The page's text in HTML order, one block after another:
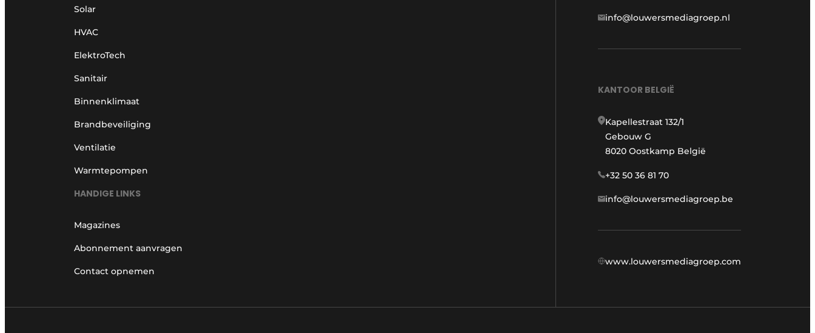
Solar
HVAC
ElektroTech
Sanitair
Binnenklimaat
Brandbeveiliging
Ventilatie
Warmtepompen
HANDIGE LINKS
Magazines
Abonnement aanvragen
Contact opnemen
info@louwersmediagroep.nl
KANTOOR BELGIË
Kapellestraat 132/1
Gebouw G
8020 Oostkamp België
+32 50 36 81 70
info@louwersmediagroep.be
www.louwersmediagroep.com